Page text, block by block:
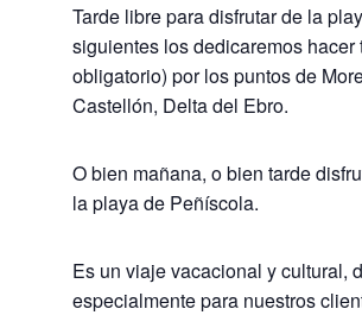
Tarde libre para disfrutar de la
siguientes los dedicaremos hacer
obligatorio) por los puntos de
Castellón, Delta del Ebro.
O bien mañana, o bien tarde
la playa de Peñíscola.
Es un viaje vacacional y cultural,
especialmente para nuestros